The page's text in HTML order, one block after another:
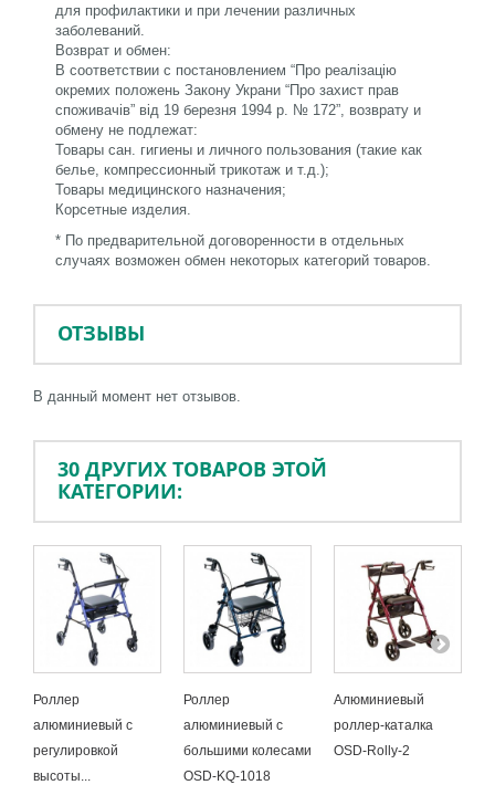
для профилактики и при лечении различных
заболеваний.
Возврат и обмен:
В соответствии с постановлением “Про реалiзацiю
окремих положень Закону Украни “Про захист прав
споживачiв” вiд 19 березня 1994 р. № 172”, возврату и
обмену не подлежат:
Товары сан. гигиены и личного пользования (такие как
белье, компрессионный трикотаж и т.д.);
Товары медицинского назначения;
Корсетные изделия.
* По предварительной договоренности в отдельных
случаях возможен обмен некоторых категорий товаров.
ОТЗЫВЫ
В данный момент нет отзывов.
30 ДРУГИХ ТОВАРОВ ЭТОЙ
КАТЕГОРИИ:
Роллер
алюминиевый с
регулировкой
высоты...
Роллер
алюминиевый с
большими колесами
OSD-KQ-1018
Алюминиевый
роллер-каталка
OSD-Rolly-2